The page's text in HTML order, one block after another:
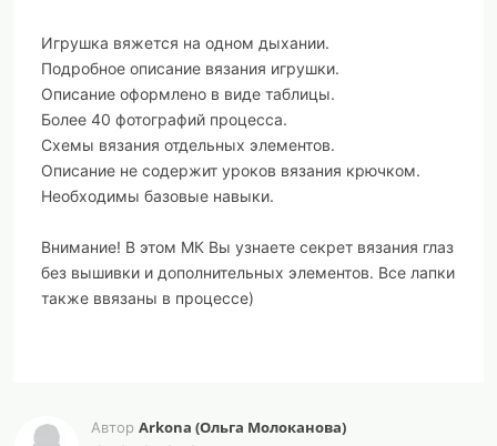
Игрушка вяжется на одном дыхании.
Подробное описание вязания игрушки.
Описание оформлено в виде таблицы.
Более 40 фотографий процесса.
Схемы вязания отдельных элементов.
Описание не содержит уроков вязания крючком.
Необходимы базовые навыки.
Внимание! В этом МК Вы узнаете секрет вязания глаз
без вышивки и дополнительных элементов. Все лапки
также ввязаны в процессе)
Автор Arkona (Ольга Молоканова)